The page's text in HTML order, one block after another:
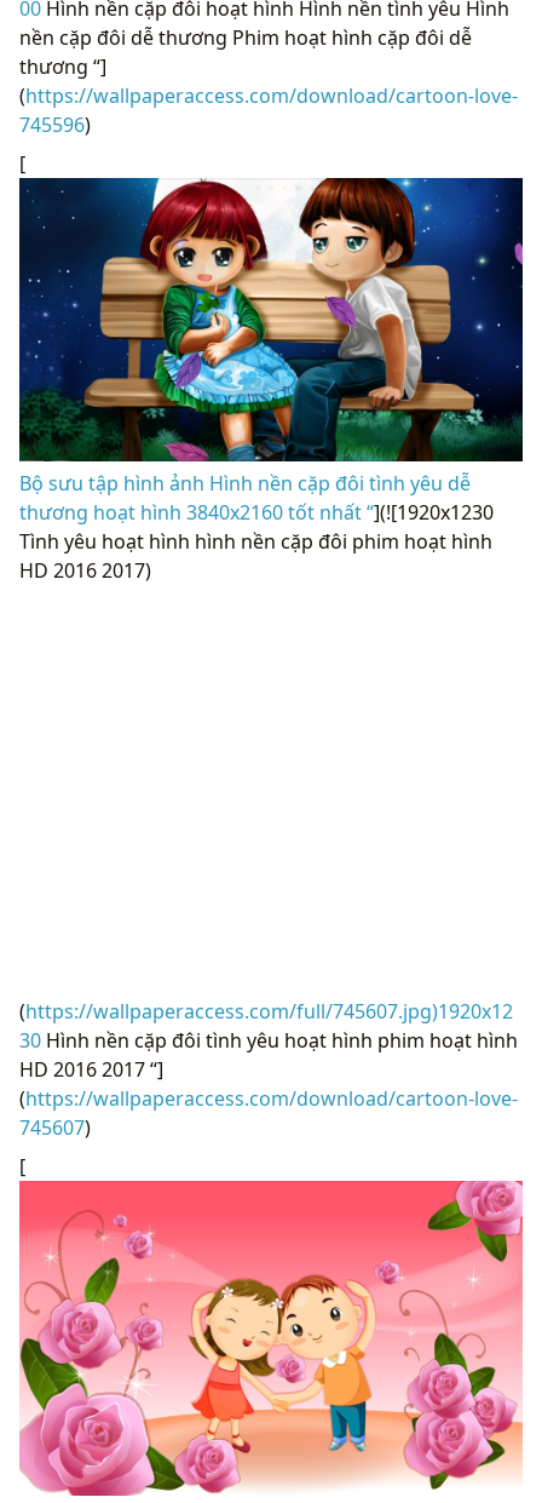
00 Hình nền cặp đôi hoạt hình Hình nền tình yêu Hình
nền cặp đôi dễ thương Phim hoạt hình cặp đôi dễ
thương “]
(https://wallpaperaccess.com/download/cartoon-love-
745596)
[
Bộ sưu tập hình ảnh Hình nền cặp đôi tình yêu dễ
thương hoạt hình 3840x2160 tốt nhất “](![1920x1230
Tình yêu hoạt hình hình nền cặp đôi phim hoạt hình
HD 2016 2017)
(https://wallpaperaccess.com/full/745607.jpg)1920x12
30 Hình nền cặp đôi tình yêu hoạt hình phim hoạt hình
HD 2016 2017 “]
(https://wallpaperaccess.com/download/cartoon-love-
745607)
[